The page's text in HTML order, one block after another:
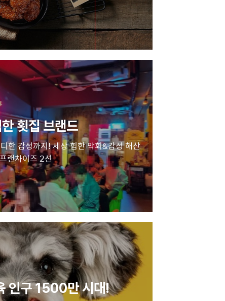
횟집 브랜드
한 감성까지! 세상 힙한 막회&감성 해산
랜차이즈 2선
인구 1500만 시대!